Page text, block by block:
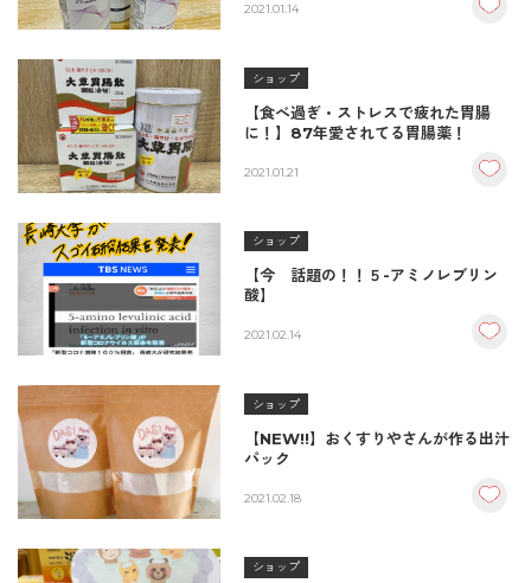
2021.01.14
ショップ
【食べ過ぎ・ストレスで疲れた胃腸
に！】87年愛されてる胃腸薬！
2021.01.21
ショップ
【今 話題の！！５-アミノレブリン
酸】
2021.02.14
ショップ
【NEW!!】おくすりやさんが作る出汁
パック
2021.02.18
ショップ